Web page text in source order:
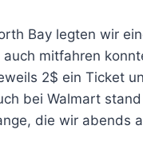
Bay legten wir
auch mitfahren
2$ ein Ticket
bei Walmart
die wir abends